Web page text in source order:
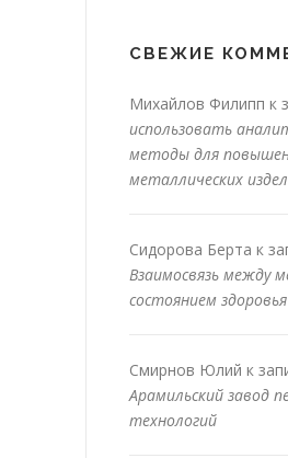
СВЕЖИЕ
Михайлов Филипп к
использовать
методы для
металлических
Сидорова Берта к
Взаимосвязь между
состоянием здоровья
Смирнов Юлий к
Арамильский завод
технологий